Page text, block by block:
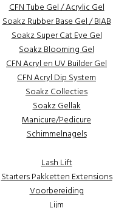
CFN Tube Gel / Acrylic Gel
Soakz Rubber Base Gel / BIAB
Soakz Super Cat Eye Gel
Soakz Blooming Gel
CFN Acryl en UV Builder Gel
CFN Acryl Dip System
Soakz Collecties
Soakz Gellak
Manicure/Pedicure
Schimmelnagels
Lash Lift
Starters Pakketten Extensions
Voorbereiding